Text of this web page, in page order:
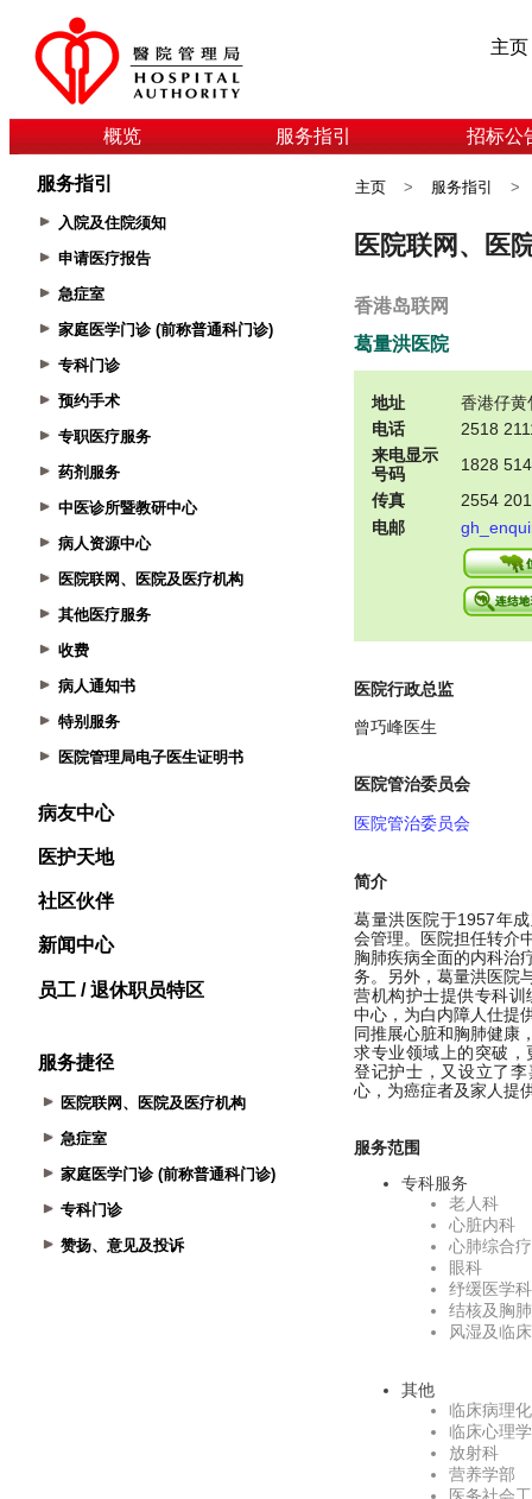
主页
概览 服务指引 招标公
服务指引
入院及住院须知
申请医疗报告
急症室
家庭医学门诊 (前称普通科门诊)
专科门诊
预约手术
专职医疗服务
药剂服务
中医诊所暨教研中心
病人资源中心
医院联网、医院及医疗机构
其他医疗服务
收费
病人通知书
特别服务
医院管理局电子医生证明书
病友中心
医护天地
社区伙伴
新闻中心
员工 / 退休职员特区
服务捷径
医院联网、医院及医疗机构
急症室
家庭医学门诊 (前称普通科门诊)
专科门诊
赞扬、意见及投诉
主页 > 服务指引 >